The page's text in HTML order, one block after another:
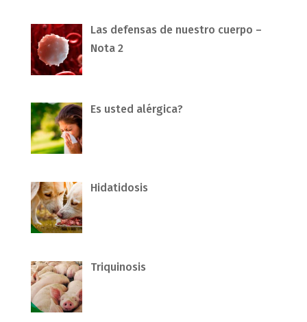
Las defensas de nuestro cuerpo –
Nota 2
Es usted alérgica?
Hidatidosis
Triquinosis